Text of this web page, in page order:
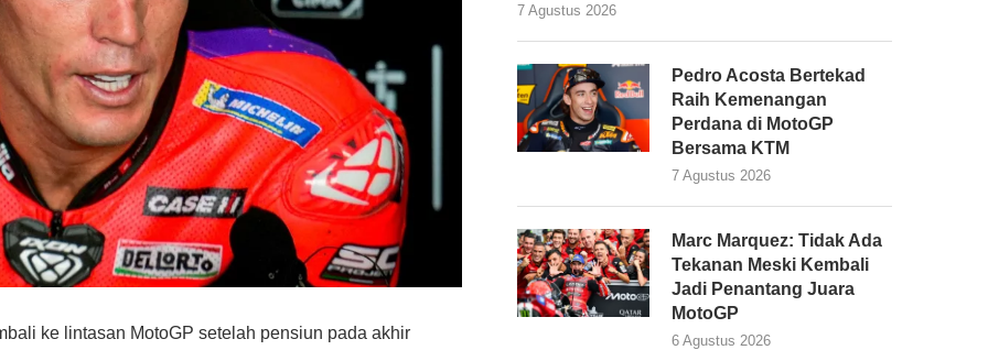
ke lintasan MotoGP setelah pensiun pada akhir
7 Agustus 2026
Pedro Acosta Bertekad
Raih Kemenangan
Perdana di MotoGP
Bersama KTM
7 Agustus 2026
Marc Marquez: Tidak Ada
Tekanan Meski Kembali
Jadi Penantang Juara
MotoGP
6 Agustus 2026